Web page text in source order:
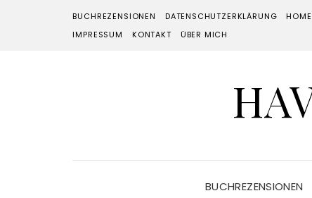
BUCHREZENSIONEN DATENSCHUTZERKLÄRUNG
HOME
IMPRESSUM
KONTAKT ÜBER MICH
BUCHREZENSIONEN